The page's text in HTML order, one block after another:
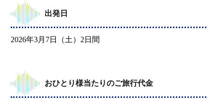
出発日
2026年3月7日（土）2日間
おひとり様当たりのご旅行代金